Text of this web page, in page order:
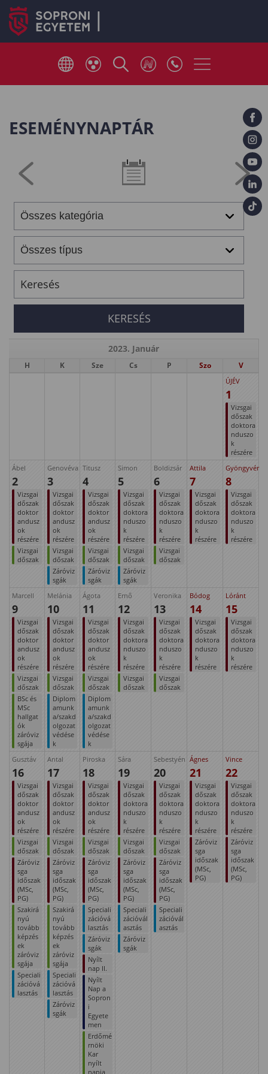
ESEMÉNYNAPTÁR
2023. Január
H K Sze Cs P Szo V
ÚJÉV
1
Vizsgai
dőszak
doktora
nduszo
k
részére
Ábel
2
Vizsgai
dőszak
doktor
andusz
ok
részére
Vizsgai
dőszak
Genovéva
3
Vizsgai
dőszak
doktor
andusz
ok
részére
Vizsgai
dőszak
Záróviz
sgák
Titusz
4
Vizsgai
dőszak
doktor
andusz
ok
részére
Vizsgai
dőszak
Záróviz
sgák
Simon
5
Vizsgai
dőszak
doktora
nduszo
k
részére
Vizsgai
dőszak
Záróviz
sgák
Boldizsár
6
Vizsgai
dőszak
doktora
nduszo
k
részére
Vizsgai
dőszak
Attila
7
Vizsgai
dőszak
doktora
nduszo
k
részére
Gyöngyvér
8
Vizsgai
dőszak
doktora
nduszo
k
részére
Marcell
9
Vizsgai
dőszak
doktor
andusz
ok
részére
Vizsgai
dőszak
BSc és
MSc
hallgat
ók
záróviz
sgája
Melánia
10
Vizsgai
dőszak
doktor
andusz
ok
részére
Vizsgai
dőszak
Diplom
amunk
a/szakd
olgozat
védése
k
Ágota
11
Vizsgai
dőszak
doktor
andusz
ok
részére
Vizsgai
dőszak
Diplom
amunk
a/szakd
olgozat
védése
k
Ernő
12
Vizsgai
dőszak
doktora
nduszo
k
részére
Vizsgai
dőszak
Veronika
13
Vizsgai
dőszak
doktora
nduszo
k
részére
Vizsgai
dőszak
Bódog
14
Vizsgai
dőszak
doktora
nduszo
k
részére
Lóránt
15
Vizsgai
dőszak
doktora
nduszo
k
részére
Gusztáv
16
Vizsgai
dőszak
doktor
andusz
ok
részére
Vizsgai
dőszak
Záróviz
sga
időszak
(MSc,
PG)
Szakirá
nyú
tovább
képzés
ek
záróviz
sgája
Speciali
zációvá
lasztás
Antal
17
Vizsgai
dőszak
doktor
andusz
ok
részére
Vizsgai
dőszak
Záróviz
sga
időszak
(MSc,
PG)
Szakirá
nyú
tovább
képzés
ek
záróviz
sgája
Speciali
zációvá
lasztás
Záróviz
sgák
Piroska
18
Vizsgai
dőszak
doktor
andusz
ok
részére
Vizsgai
dőszak
Záróviz
sga
időszak
(MSc,
PG)
Speciali
zációvá
lasztás
Záróviz
sgák
Nyílt
nap II.
Nyílt
Nap a
Sopron
i
Egyete
men
Erdőmé
rnöki
Kar
nyílt
napja
Sára
19
Vizsgai
dőszak
doktora
nduszo
k
részére
Vizsgai
dőszak
Záróviz
sga
időszak
(MSc,
PG)
Speciali
zációvál
asztás
Záróviz
sgák
Sebestyén
20
Vizsgai
dőszak
doktora
nduszo
k
részére
Vizsgai
dőszak
Záróviz
sga
időszak
(MSc,
PG)
Speciali
zációvál
asztás
Ágnes
21
Vizsgai
dőszak
doktora
nduszo
k
részére
Záróviz
sga
időszak
(MSc,
PG)
Vince
22
Vizsgai
dőszak
doktora
nduszo
k
részére
Záróviz
sga
időszak
(MSc,
PG)